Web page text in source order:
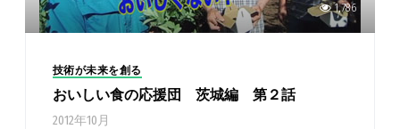
1,786
技術が未来を創る
おいしい食の応援団 茨城編 第２話
2012年10月